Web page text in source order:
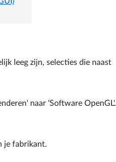
leeg zijn, selecties die naast
naar 'Software OpenGL'.
je fabrikant.